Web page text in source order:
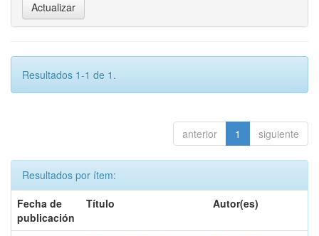
Resultados 1-1 de 1.
anterior 1 siguiente
Resultados por ítem:
Fecha de
publicación
Título Autor(es)